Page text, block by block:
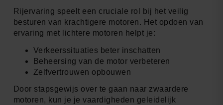
Rijervaring speelt een cruciale rol bij het veilig
besturen van krachtigere motoren. Het opdoen van
ervaring met lichtere motoren helpt je:
Verkeerssituaties beter inschatten
Beheersing van de motor verbeteren
Zelfvertrouwen opbouwen
Door stapsgewijs over te gaan naar zwaardere
motoren, kun je je vaardigheden geleidelijk